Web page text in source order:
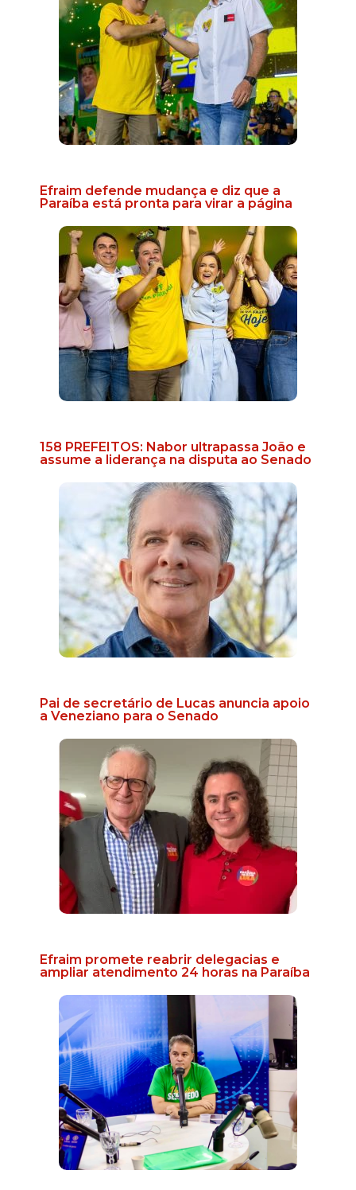
Efraim defende mudança e diz que a
Paraíba está pronta para virar a página
158 PREFEITOS: Nabor ultrapassa João e
assume a liderança na disputa ao Senado
Pai de secretário de Lucas anuncia apoio
a Veneziano para o Senado
Efraim promete reabrir delegacias e
ampliar atendimento 24 horas na Paraíba